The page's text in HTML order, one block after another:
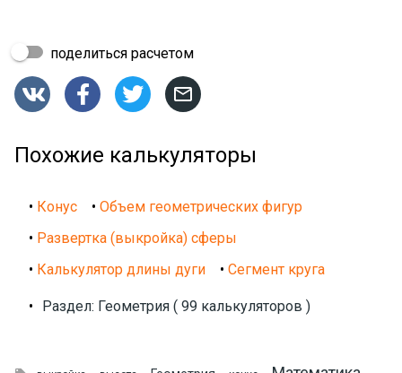
поделиться расчетом
   
Похожие калькуляторы
• Конус • Объем геометрических фигур
• Развертка (выкройка) сферы
• Калькулятор длины дуги • Сегмент круга
• Раздел: Геометрия ( 99 калькуляторов )